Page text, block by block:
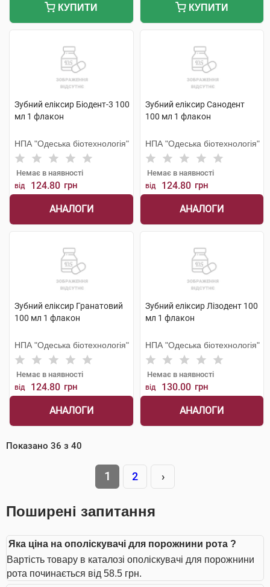
КУПИТИ КУПИТИ
Зубний еліксир Біодент-3 100
мл 1 флакон
НПА "Одеська біотехнологія"
Немає в наявності
від 124.80 грн
АНАЛОГИ
Зубний еліксир Санодент
100 мл 1 флакон
НПА "Одеська біотехнологія"
Немає в наявності
від 124.80 грн
АНАЛОГИ
Зубний еліксир Гранатовий
100 мл 1 флакон
НПА "Одеська біотехнологія"
Немає в наявності
від 124.80 грн
АНАЛОГИ
Зубний еліксир Лізодент 100
мл 1 флакон
НПА "Одеська біотехнологія"
Немає в наявності
від 130.00 грн
АНАЛОГИ
Показано 36 з 40
1 2 ›
Поширені запитання
Яка ціна на ополіскувачі для порожнини рота ?
Вартість товару в каталозі ополіскувачі для порожнини
рота починається від 58.5 грн.